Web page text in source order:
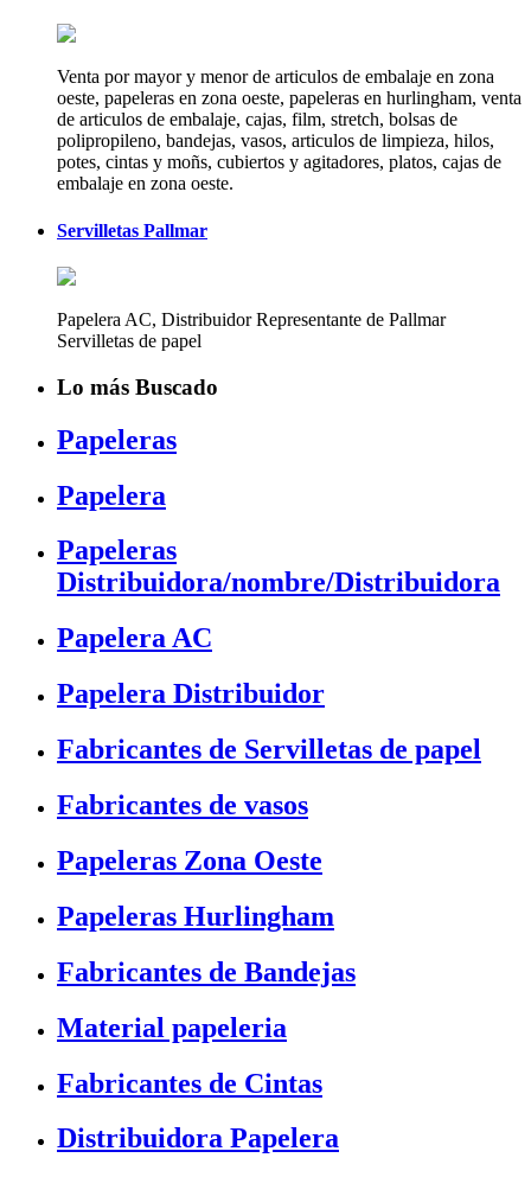
Venta por mayor y menor de articulos de embalaje en zona
oeste, papeleras en zona oeste, papeleras en hurlingham, venta
de articulos de embalaje, cajas, film, stretch, bolsas de
polipropileno, bandejas, vasos, articulos de limpieza, hilos,
potes, cintas y moñs, cubiertos y agitadores, platos, cajas de
embalaje en zona oeste.
Servilletas Pallmar
Papelera AC, Distribuidor Representante de Pallmar
Servilletas de papel
Lo más Buscado
Papeleras
Papelera
Papeleras
Distribuidora/nombre/Distribuidora
Papelera AC
Papelera Distribuidor
Fabricantes de Servilletas de papel
Fabricantes de vasos
Papeleras Zona Oeste
Papeleras Hurlingham
Fabricantes de Bandejas
Material papeleria
Fabricantes de Cintas
Distribuidora Papelera